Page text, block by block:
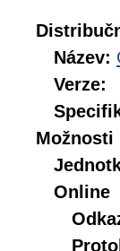
Název:
Verze:
Možnosti
Online